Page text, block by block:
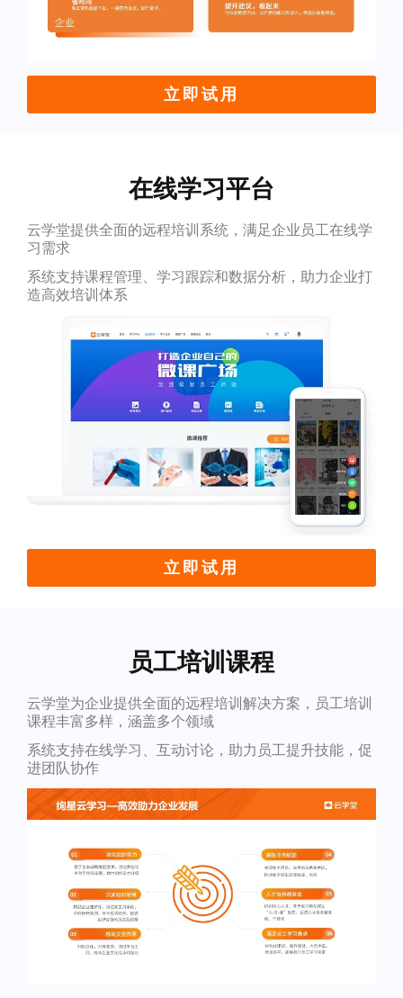
立即试用
在线学习平台
云学堂提供全面的远程培训系统，满足企业员工在线学
习需求
系统支持课程管理、学习跟踪和数据分析，助力企业打
造高效培训体系
立即试用
员工培训课程
云学堂为企业提供全面的远程培训解决方案，员工培训
课程丰富多样，涵盖多个领域
系统支持在线学习、互动讨论，助力员工提升技能，促
进团队协作